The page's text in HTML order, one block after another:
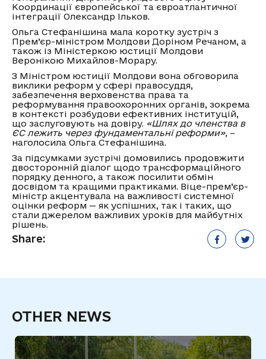
Share:
Координації європейської та євроатлантичної
інтеграції Олександр Ільков.
Ольга Стефанішина мала коротку зустріч з
Прем’єр-міністром Молдови Доріном Речаном, а
також із Міністеркою юстиції Молдови
Веронікою Михайлов-Морару.
З Міністром юстиції Молдови вона обговорила
виклики реформ у сфері правосуддя,
забезпечення верховенства права та
реформування правоохоронних органів, зокрема
в контексті розбудови ефективних інституцій,
що заслуговують на довіру. «Шлях до членства в
ЄС лежить через фундаментальні реформи», –
наголосила Ольга Стефанішина.
За підсумками зустрічі домовились продовжити
двосторонній діалог щодо трансформаційного
порядку денного, а також посилити обмін
досвідом та кращими практиками. Віце-прем’єр-
міністр акцентувала на важливості системної
оцінки реформ — як успішних, так і таких, що
стали джерелом важливих уроків для майбутніх
рішень.
OTHER NEWS